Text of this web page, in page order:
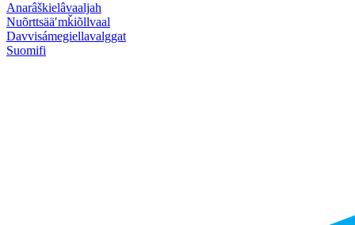
Anarâškielâvaaljah
Nuõrttsääʹmǩiõllvaal
Davvisámegiellavalggat
Suomifi